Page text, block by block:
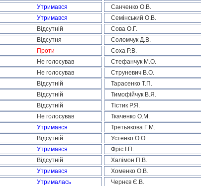
Утримався Санченко О.В.
Утримався Семінський О.В.
Відсутній Сова О.Г.
Відсутня Соломчук Д.В.
Проти Соха Р.В.
Не голосував Стефанчук М.О.
Не голосував Струневич В.О.
Відсутній Тарасенко Т.П.
Відсутній Тимофійчук В.Я.
Відсутній Тістик Р.Я.
Не голосував Ткаченко О.М.
Утримався Третьякова Г.М.
Відсутній Устенко О.О.
Утримався Фріс І.П.
Відсутній Халімон П.В.
Утримався Хоменко О.В.
Утрималась Чернєв Є.В.